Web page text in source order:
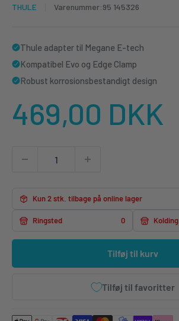
THULE Varenummer:95 145326
Thule adapter til Megane E-tech
Kompatibel Evo og Edge Clamp
Robust korrosionsbestandigt design
Udsalgspris
469,00 DKK
Kun 2 stk. tilbage på online lager
Ringsted 0 Kolding
Tilføj til kurv
Tilføj til favoritter